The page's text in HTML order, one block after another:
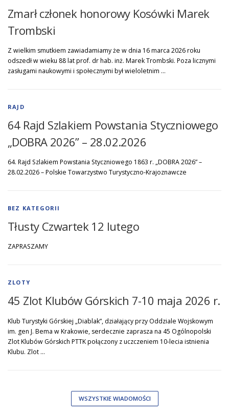
Zmarł członek honorowy Kosówki Marek
Trombski
Z wielkim smutkiem zawiadamiamy że w dnia 16 marca 2026 roku
odszedł w wieku 88 lat prof. dr hab. inż. Marek Trombski. Poza licznymi
zasługami naukowymi i społecznymi był wieloletnim …
RAJD
64 Rajd Szlakiem Powstania Styczniowego
„DOBRA 2026” – 28.02.2026
64. Rajd Szlakiem Powstania Styczniowego 1863 r. „DOBRA 2026” –
28.02.2026 – Polskie Towarzystwo Turystyczno-Krajoznawcze
BEZ KATEGORII
Tłusty Czwartek 12 lutego
ZAPRASZAMY
ZLOTY
45 Zlot Klubów Górskich 7-10 maja 2026 r.
Klub Turystyki Górskiej „Diablak”, działający przy Oddziale Wojskowym
im. gen J. Bema w Krakowie, serdecznie zaprasza na 45 Ogólnopolski
Zlot Klubów Górskich PTTK połączony z uczczeniem 10-lecia istnienia
Klubu. Zlot …
WSZYSTKIE WIADOMOŚCI